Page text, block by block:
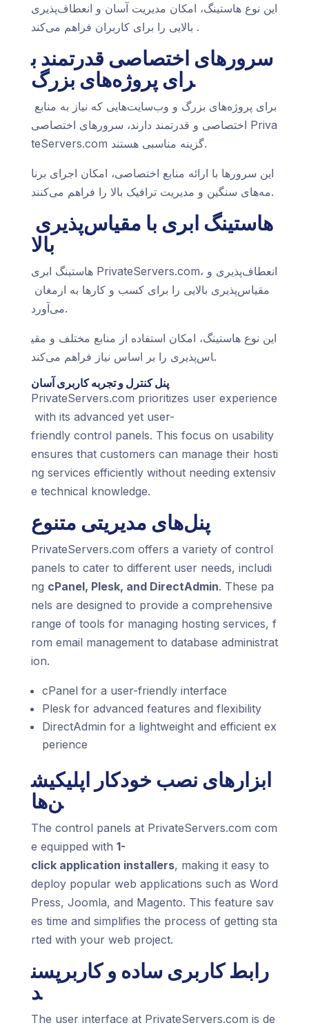
این نوع هاستینگ، امکان مدیریت آسان و انعطاف‌پذیری
بالایی را برای کاربران فراهم می‌کند.
سرورهای اختصاصی قدرتمند ب
رای پروژه‌های بزرگ
برای پروژه‌های بزرگ و وب‌سایت‌هایی که نیاز به منابع
اختصاصی و قدرتمند دارند، سرورهای اختصاصی Priva
teServers.com گزینه مناسبی هستند.
این سرورها با ارائه منابع اختصاصی، امکان اجرای برنا
مه‌های سنگین و مدیریت ترافیک بالا را فراهم می‌کنند.
هاستینگ ابری با مقیاس‌پذیری
بالا
هاستینگ ابری PrivateServers.com، انعطاف‌پذیری و
مقیاس‌پذیری بالایی را برای کسب و کارها به ارمغان
می‌آورد.
این نوع هاستینگ، امکان استفاده از منابع مختلف و مقی
اس‌پذیری را بر اساس نیاز فراهم می‌کند.
پنل کنترل و تجربه کاربری آسان
PrivateServers.com prioritizes user experience
with its advanced yet user-
friendly control panels. This focus on usability
ensures that customers can manage their hosti
ng services efficiently without needing extensiv
e technical knowledge.
پنل‌های مدیریتی متنوع
PrivateServers.com offers a variety of control
panels to cater to different user needs, includi
ng cPanel, Plesk, and DirectAdmin. These pa
nels are designed to provide a comprehensive
range of tools for managing hosting services, f
rom email management to database administrat
ion.
cPanel for a user-friendly interface
Plesk for advanced features and flexibility
DirectAdmin for a lightweight and efficient ex
perience
ابزارهای نصب خودکار اپلیکیش
ن‌ها
The control panels at PrivateServers.com com
e equipped with 1-
click application installers, making it easy to
deploy popular web applications such as Word
Press, Joomla, and Magento. This feature sav
es time and simplifies the process of getting sta
rted with your web project.
رابط کاربری ساده و کاربرپسن
د
The user interface at PrivateServers.com is de